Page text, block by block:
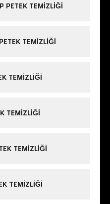
PETEK TEMIZLIĞI
TEMIZLIĞI
TEMIZLIĞI
TEMIZLIĞI
TEMIZLIĞI
TEMIZLIĞI